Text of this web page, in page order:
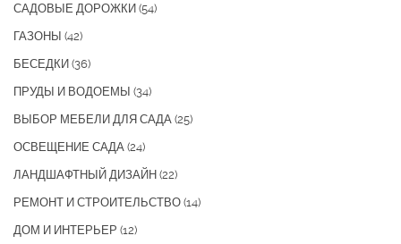
САДОВЫЕ ДОРОЖКИ (54)
ГАЗОНЫ (42)
БЕСЕДКИ (36)
ПРУДЫ И ВОДОЕМЫ (34)
ВЫБОР МЕБЕЛИ ДЛЯ САДА (25)
ОСВЕЩЕНИЕ САДА (24)
ЛАНДШАФТНЫЙ ДИЗАЙН (22)
РЕМОНТ И СТРОИТЕЛЬСТВО (14)
ДОМ И ИНТЕРЬЕР (12)